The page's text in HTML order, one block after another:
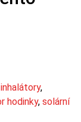
inhalátory,
hodinky, solární